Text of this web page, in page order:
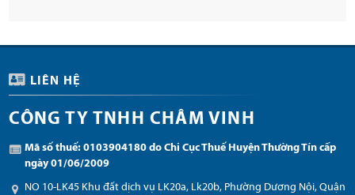
LIÊN HỆ
CÔNG TY TNHH CHÂM VINH
Mã số thuế: 0103904180 do Chi Cục Thuế Huyện Thường Tín cấp
ngày 01/06/2009
NO 10-LK45 Khu đất dịch vụ LK20a, Lk20b, Phường Dương Nội, Quận